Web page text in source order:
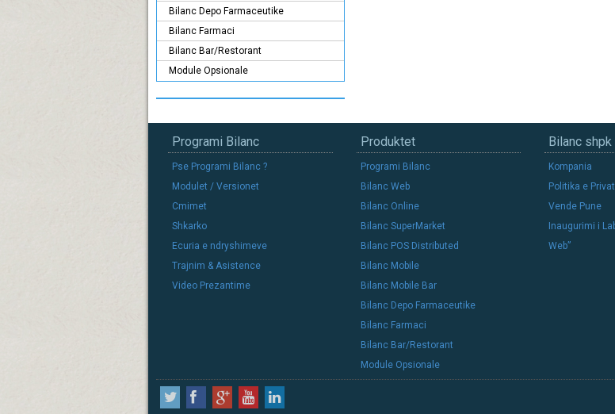
Bilanc Depo Farmaceutike
Bilanc Farmaci
Bilanc Bar/Restorant
Module Opsionale
Programi Bilanc
Pse Programi Bilanc ?
Modulet / Versionet
Cmimet
Shkarko
Ecuria e ndryshimeve
Trajnim & Asistence
Video Prezantime
Produktet
Programi Bilanc
Bilanc Web
Bilanc Online
Bilanc SuperMarket
Bilanc POS Distributed
Bilanc Mobile
Bilanc Mobile Bar
Bilanc Depo Farmaceutike
Bilanc Farmaci
Bilanc Bar/Restorant
Module Opsionale
Bilanc shpk
Kompania
Politika e
Vende Pune
Inaugurimi i
Web”